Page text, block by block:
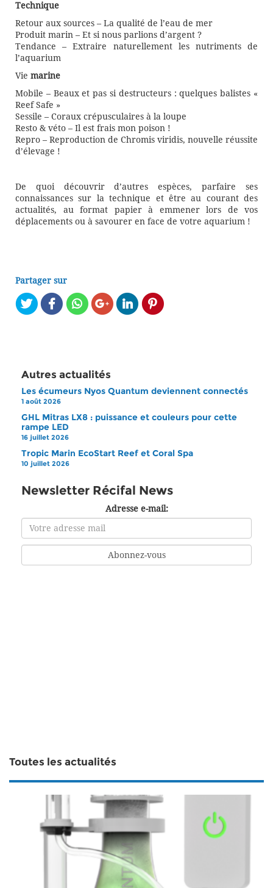
Technique
Retour aux sources – La qualité de l’eau de mer
Produit marin – Et si nous parlions d’argent ?
Tendance – Extraire naturellement les nutriments de
l’aquarium
Vie marine
Mobile – Beaux et pas si destructeurs : quelques balistes «
Reef Safe »
Sessile – Coraux crépusculaires à la loupe
Resto & véto – Il est frais mon poison !
Repro – Reproduction de Chromis viridis, nouvelle réussite
d’élevage !
De quoi découvrir d’autres espèces, parfaire ses
connaissances sur la technique et être au courant des
actualités, au format papier à emmener lors de vos
déplacements ou à savourer en face de votre aquarium !
Partager sur
Autres actualités
Les écumeurs Nyos Quantum deviennent connectés
1 août 2026
GHL Mitras LX8 : puissance et couleurs pour cette
rampe LED
16 juillet 2026
Tropic Marin EcoStart Reef et Coral Spa
10 juillet 2026
Newsletter Récifal News
Adresse e-mail:
Toutes les actualités